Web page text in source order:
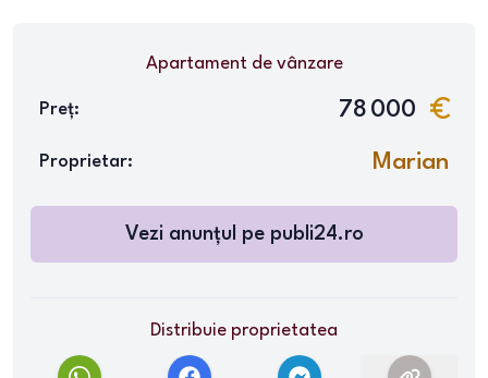
Apartamentde vânzare
Preț: 78 000
Proprietar: Marian
Vezi anunțul pe publi24.ro
Distribuie proprietatea